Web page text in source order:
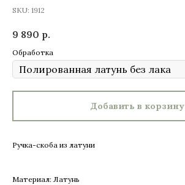
SKU: 1912
9 890 р.
Обработка
Добавить в корзину
Ручка-скоба из латуни
Материал: Латунь